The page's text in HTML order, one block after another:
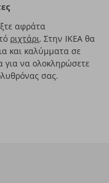
αφράτα
ριχτάρι. Στην IKEA θα
και καλύμματα σε
για να ολοκληρώσετε
σας.
To Top